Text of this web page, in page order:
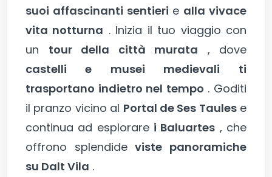
suoi affascinanti sentieri e alla vivace
vita notturna . Inizia il tuo viaggio con
un tour della città murata , dove
castelli e musei medievali
ti
trasportano indietro nel tempo . Goditi
il pranzo vicino al Portal de Ses Taulese
continua ad esplorare i Baluartes , che
offrono splendideviste panoramiche
su Dalt Vila .